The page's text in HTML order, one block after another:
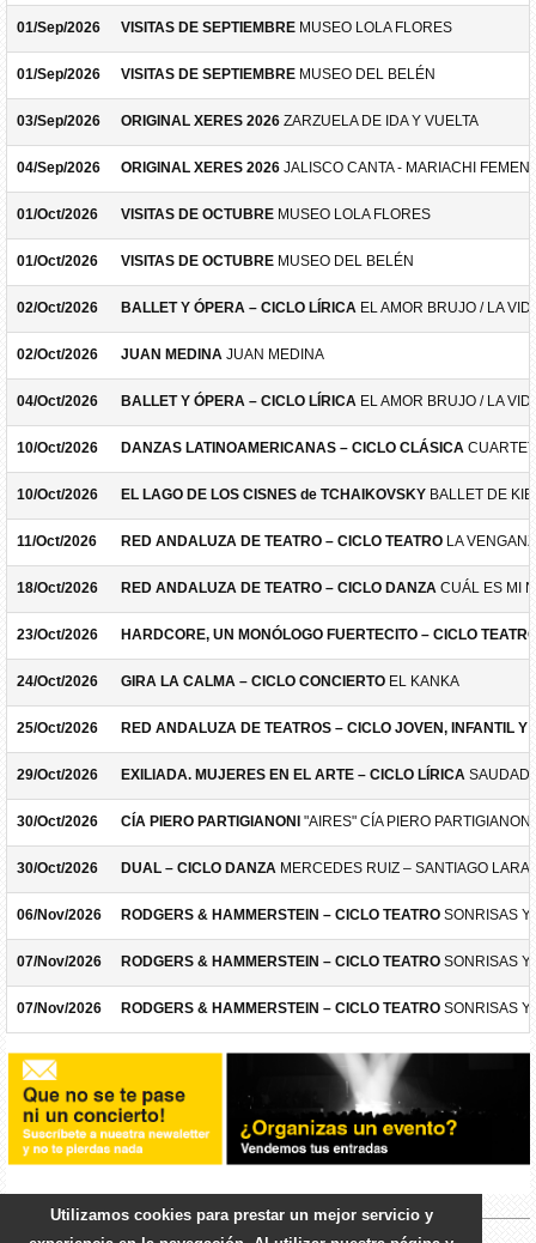
01/Sep/2026 VISITAS DE SEPTIEMBRE MUSEO LOLA FLORES
01/Sep/2026 VISITAS DE SEPTIEMBRE MUSEO DEL BELÉN
03/Sep/2026 ORIGINAL XERES 2026 ZARZUELA DE IDA Y VUELTA
04/Sep/2026 ORIGINAL XERES 2026 JALISCO CANTA - MARIACHI
01/Oct/2026 VISITAS DE OCTUBRE MUSEO LOLA FLORES
01/Oct/2026 VISITAS DE OCTUBRE MUSEO DEL BELÉN
02/Oct/2026 BALLET Y ÓPERA – CICLO LÍRICA EL AMOR BRUJO / LA
02/Oct/2026 JUAN MEDINA JUAN MEDINA
04/Oct/2026 BALLET Y ÓPERA – CICLO LÍRICA EL AMOR BRUJO / LA
10/Oct/2026 DANZAS LATINOAMERICANAS – CICLO CLÁSICA
10/Oct/2026 EL LAGO DE LOS CISNES de TCHAIKOVSKY BALLET DE
11/Oct/2026 RED ANDALUZA DE TEATRO – CICLO TEATRO LA
18/Oct/2026 RED ANDALUZA DE TEATRO – CICLO DANZA CUÁL ES MI
23/Oct/2026 HARDCORE, UN MONÓLOGO FUERTECITO – CICLO
24/Oct/2026 GIRA LA CALMA – CICLO CONCIERTO EL KANKA
25/Oct/2026 RED ANDALUZA DE TEATROS – CICLO JOVEN, INFANTIL Y
29/Oct/2026 EXILIADA. MUJERES EN EL ARTE – CICLO LÍRICA
30/Oct/2026 CÍA PIERO PARTIGIANONI "AIRES" CÍA PIERO PARTIGIANONI
30/Oct/2026 DUAL – CICLO DANZA MERCEDES RUIZ – SANTIAGO LARA
06/Nov/2026 RODGERS & HAMMERSTEIN – CICLO TEATRO SONRISAS Y
07/Nov/2026 RODGERS & HAMMERSTEIN – CICLO TEATRO SONRISAS Y
07/Nov/2026 RODGERS & HAMMERSTEIN – CICLO TEATRO SONRISAS Y
Utilizamos cookies para prestar un mejor servicio y